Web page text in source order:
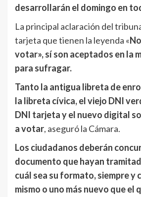
desarrollarán el domingo en
La principal aclaración del
tarjeta que tienen la leyenda «
votar», sí son aceptados en la
para sufragar.
Tanto la antigua libreta de
la libreta cívica, el viejo DNI
DNI tarjeta y el nuevo digital
a votar, aseguró la Cámara.
Los ciudadanos deberán
documento que hayan
cuál sea su formato, siempre y
mismo o uno más nuevo que el